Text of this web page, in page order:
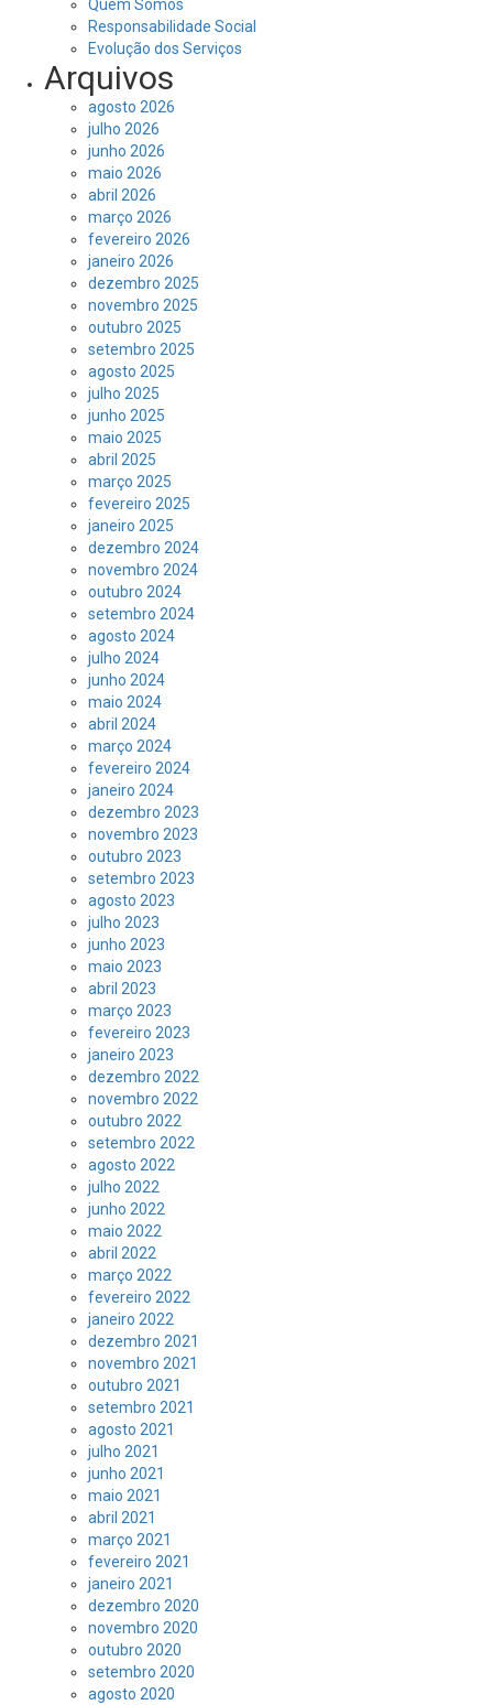
Quem Somos
Responsabilidade Social
Evolução dos Serviços
Arquivos
agosto 2026
julho 2026
junho 2026
maio 2026
abril 2026
março 2026
fevereiro 2026
janeiro 2026
dezembro 2025
novembro 2025
outubro 2025
setembro 2025
agosto 2025
julho 2025
junho 2025
maio 2025
abril 2025
março 2025
fevereiro 2025
janeiro 2025
dezembro 2024
novembro 2024
outubro 2024
setembro 2024
agosto 2024
julho 2024
junho 2024
maio 2024
abril 2024
março 2024
fevereiro 2024
janeiro 2024
dezembro 2023
novembro 2023
outubro 2023
setembro 2023
agosto 2023
julho 2023
junho 2023
maio 2023
abril 2023
março 2023
fevereiro 2023
janeiro 2023
dezembro 2022
novembro 2022
outubro 2022
setembro 2022
agosto 2022
julho 2022
junho 2022
maio 2022
abril 2022
março 2022
fevereiro 2022
janeiro 2022
dezembro 2021
novembro 2021
outubro 2021
setembro 2021
agosto 2021
julho 2021
junho 2021
maio 2021
abril 2021
março 2021
fevereiro 2021
janeiro 2021
dezembro 2020
novembro 2020
outubro 2020
setembro 2020
agosto 2020